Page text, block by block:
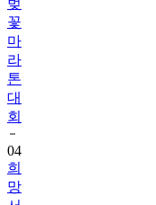
마
라
톤
대
회
04
희
망
서
울